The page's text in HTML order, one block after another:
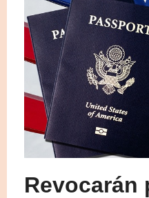
Revocarán